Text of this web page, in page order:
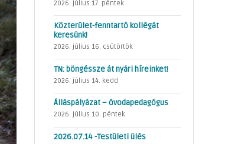
2026. július 17. péntek
Közterület-fenntartó kollégát
keresünk!
2026. július 16. csütörtök
TN: böngéssze át nyári híreinket!
2026. július 14. kedd
Álláspályázat – óvodapedagógus
2026. július 10. péntek
2026.07.14 -Testületi ülés